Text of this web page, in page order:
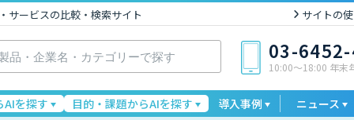
サービスの比較・検索サイト サイトの
03-
10:00〜18:00 年末
AIを探す 目的・課題からAIを探す 導入事例
ニュース